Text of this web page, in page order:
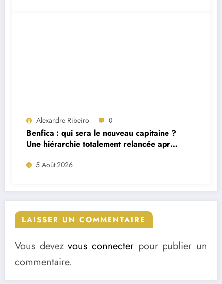
Alexandre Ribeiro 0
Benfica : qui sera le nouveau capitaine ?
Une hiérarchie totalement relancée après
deux départs majeurs
5 Août 2026
LAISSER UN COMMENTAIRE
Vous devezvous connecter pour publier un
commentaire.